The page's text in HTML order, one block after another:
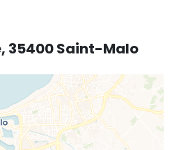
35400 Saint-Malo